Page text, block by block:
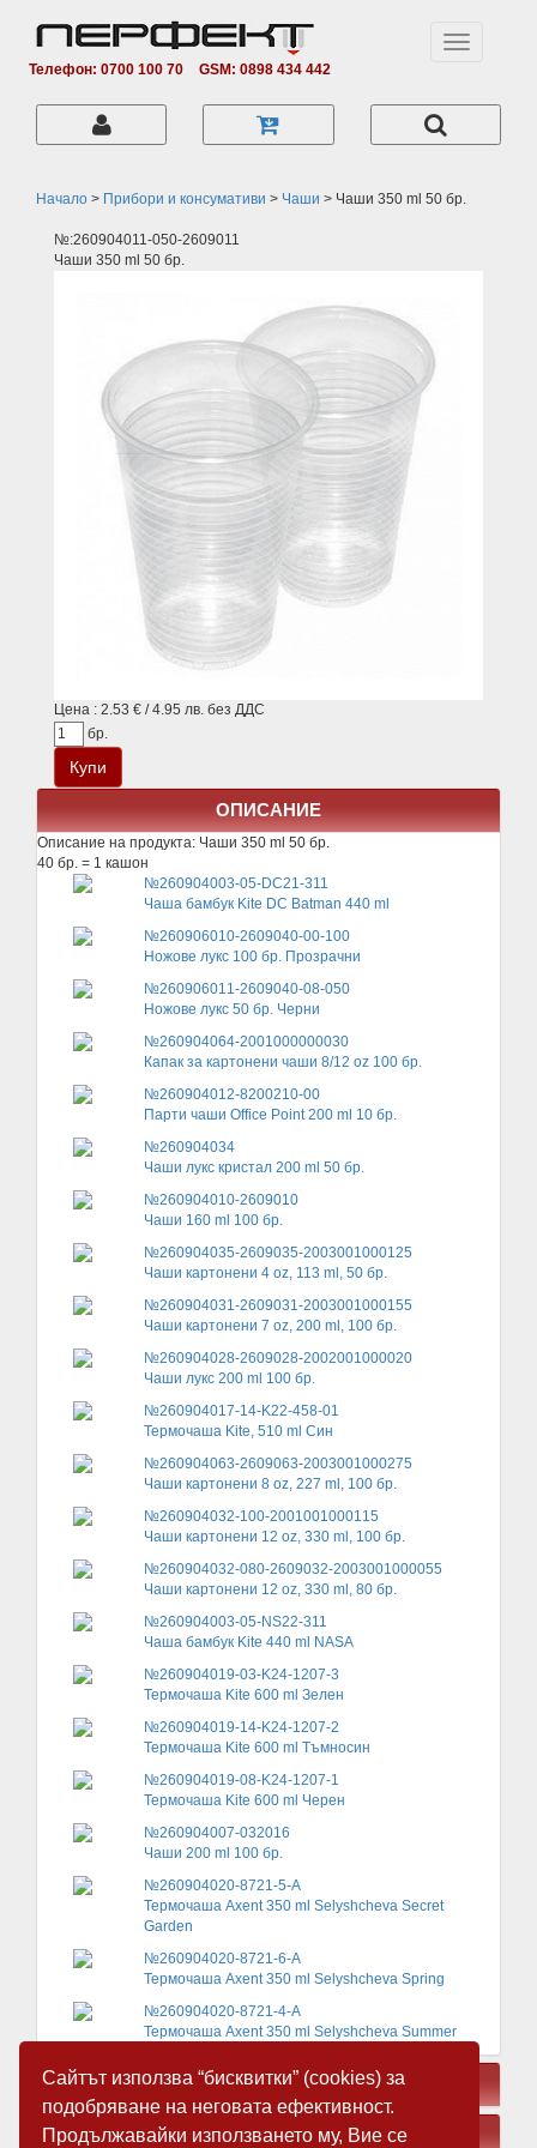
Сайтът използва “бисквитки” (cookies) за
подобряване на неговата ефективност.
Продължавайки използването му, Вие се
Телефон: 0700 100 70 GSM: 0898 434 442
Toggle
Начало > Прибори и консумативи > Чаши > Чаши 350 ml 50 бр.
№:260904011-050-2609011
Чаши 350 ml 50 бр.
Цена : 2.53 € / 4.95 лв. без ДДС
бр.
ОПИСАНИЕ
Описание на продукта: Чаши 350 ml 50 бр.
40 бр. = 1 кашон
№260904003-05-DC21-311
Чаша бамбук Kite DC Batman 440 ml
№260906010-2609040-00-100
Ножове лукс 100 бр. Прозрачни
№260906011-2609040-08-050
Ножове лукс 50 бр. Черни
№260904064-2001000000030
Капак за картонени чаши 8/12 oz 100 бр.
№260904012-8200210-00
Парти чаши Office Point 200 ml 10 бр.
№260904034
Чаши лукс кристал 200 ml 50 бр.
№260904010-2609010
Чаши 160 ml 100 бр.
№260904035-2609035-2003001000125
Чаши картонени 4 oz, 113 ml, 50 бр.
№260904031-2609031-2003001000155
Чаши картонени 7 oz, 200 ml, 100 бр.
№260904028-2609028-2002001000020
Чаши лукс 200 ml 100 бр.
№260904017-14-K22-458-01
Термочаша Kite, 510 ml Син
№260904063-2609063-2003001000275
Чаши картонени 8 oz, 227 ml, 100 бр.
№260904032-100-2001001000115
Чаши картонени 12 oz, 330 ml, 100 бр.
№260904032-080-2609032-2003001000055
Чаши картонени 12 oz, 330 ml, 80 бр.
№260904003-05-NS22-311
Чаша бамбук Kite 440 ml NASA
№260904019-03-K24-1207-3
Термочаша Kite 600 ml Зелен
№260904019-14-K24-1207-2
Термочаша Kite 600 ml Тъмносин
№260904019-08-K24-1207-1
Термочаша Kite 600 ml Черен
№260904007-032016
Чаши 200 ml 100 бр.
№260904020-8721-5-A
Термочаша Axent 350 ml Selyshcheva Secret
Garden
№260904020-8721-6-A
Термочаша Axent 350 ml Selyshcheva Spring
№260904020-8721-4-A
Термочаша Axent 350 ml Selyshcheva Summer
СВЪРЗАНИ ПРОДУКТИ
ЗАМЕСТВАЩИ ПРОДУКТИ